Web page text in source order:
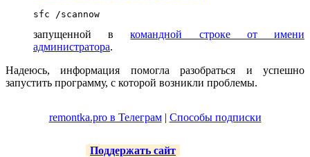
sfc /scannow
запущенной вкомандной строке от имени
администратора.
Надеюсь, информация помогла разобраться и успешно
запустить программу, с которой возникли проблемы.
remontka.pro в Телеграм| Способы подписки
Поддержать сайт